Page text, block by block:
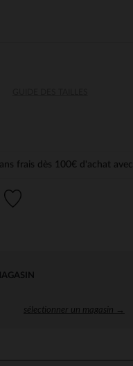
frais dès 100€ d'achat avec
sélectionner un magasin →